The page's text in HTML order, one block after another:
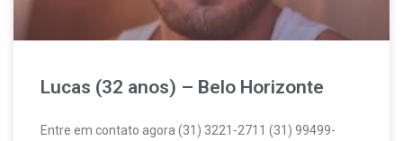
Lucas (32 anos) – Belo Horizonte
Entre em contato agora (31) 3221-2711 (31) 99499-